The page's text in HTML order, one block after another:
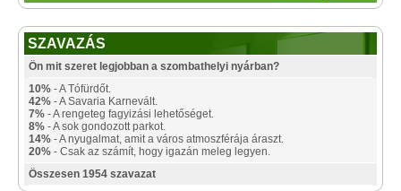
SZAVAZÁS
Ön mit szeret legjobban a szombathelyi nyárban?
10% - A Tófürdőt.
42% - A Savaria Karnevált.
7% - A rengeteg fagyizási lehetőséget.
8% - A sok gondozott parkot.
14% - A nyugalmat, amit a város atmoszférája áraszt.
20% - Csak az számít, hogy igazán meleg legyen.
Összesen 1954 szavazat